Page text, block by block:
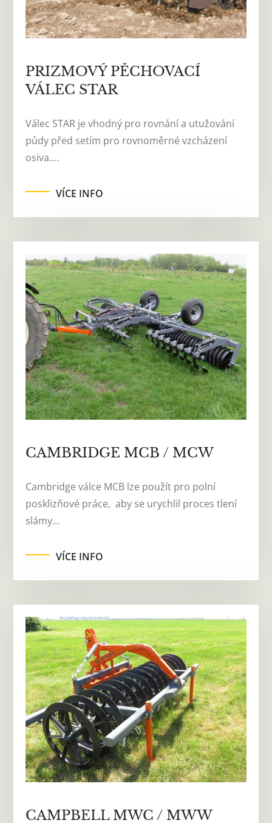
PRIZMOVÝ PĚCHOVACÍ
VÁLEC STAR
Válec STAR je vhodný pro rovnání a utužování
půdy před setím pro rovnoměrné vzcházení
osiva.…
VÍCE INFO
CAMBRIDGE MCB / MCW
Cambridge válce MCB lze použít pro polní
posklizňové práce, aby se urychlil proces tlení
slámy…
VÍCE INFO
CAMPBELL MWC / MWW